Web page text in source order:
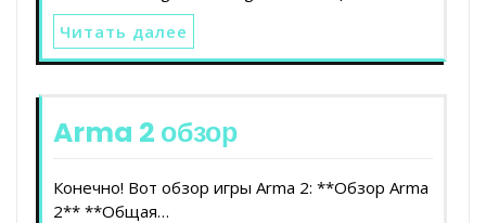
Читать далее
Arma 2 обзор
Конечно! Вот обзор игры Arma 2: **Обзор Arma
2** **Общая…